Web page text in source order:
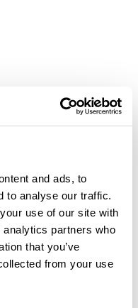
and ads, to
to analyse our traffic.
use of our site with
partners who
that you’ve
from your use
alcuna recensione.
una recensione!